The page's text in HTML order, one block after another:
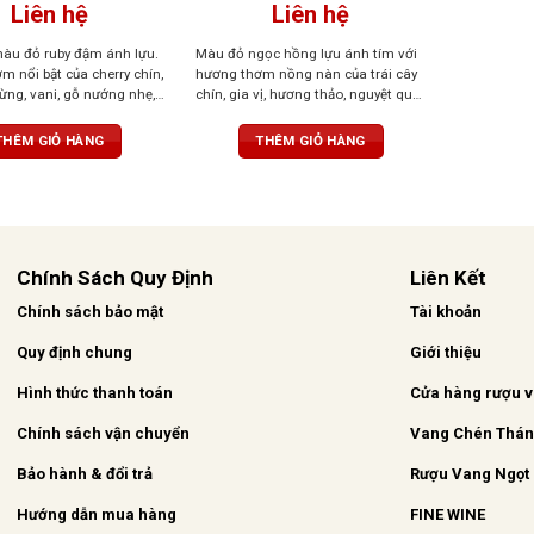
Liên hệ
đỏ ruby đậm ánh lựu.
nổi bật của cherry chín,
vani, gỗ nướng nhẹ,
Tannin mềm mại, kết
hậu vị kéo dài và
GIỎ HÀNG
Liên hệ
Màu đỏ ngọc hồng lựu ánh tím với
hương thơm nồng nàn của trái cây
chín, gia vị, hương thảo, nguyệt quế,
tinh tế, tròn trịa, bền bỉ và tannin
mượt mà.
THÊM GIỎ HÀNG
Chính Sách Quy Định
Chính sách bảo mật
Quy định chung
Hình thức thanh toán
Chính sách vận chuyển
Bảo hành & đổi trả
Hướng dẫn mua hàng
Liên Kết
Tài khoản
Giới thiệu
Cửa hàng rượu
Vang Chén
Rượu Vang Ngọt
FINE WINE